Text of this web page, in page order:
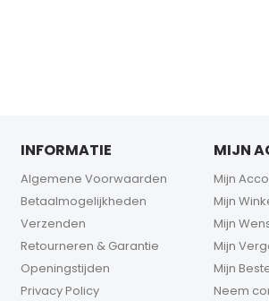
INFORMATIE
Algemene Voorwaarden
Betaalmogelijkheden
Verzenden
Retourneren & Garantie
Openingstijden
Privacy Policy
MIJN
Mijn
Mijn
Mijn
Mijn
Mijn
Neem